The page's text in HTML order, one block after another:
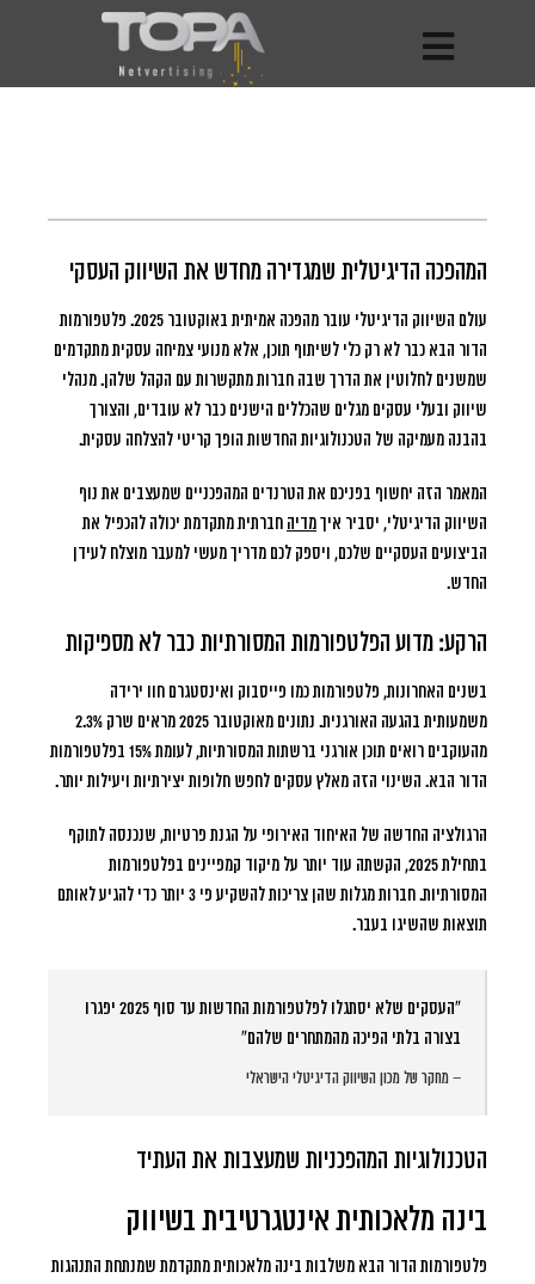
המהפכה הדיגיטלית שמגדירה מחדש את השיווק העסקי
עולם השיווק הדיגיטלי עובר מהפכה אמיתית באוקטובר 2025.
פלטפורמות
הדור הבא כבר לא רק כלי לשיתוף תוכן, אלא מנועי צמיחה עסקית מתקדמים
שמשנים לחלוטין את הדרך שבה חברות מתקשרות עם הקהל שלהן. מנהלי
שיווק ובעלי עסקים מגלים שהכללים הישנים כבר לא עובדים, והצורך
בהבנה מעמיקה של הטכנולוגיות החדשות הופך קריטי להצלחה עסקית.
המאמר הזה יחשוף בפניכם את הטרנדים המהפכניים שמעצבים את נוף
השיווק הדיגיטלי, יסביר איךמדיה חברתית מתקדמת יכולה להכפיל את
הביצועים העסקיים שלכם, ויספק לכם מדריך מעשי למעבר מוצלח לעידן
החדש.
הרקע: מדוע הפלטפורמות המסורתיות כבר לא מספיקות
בשנים האחרונות, פלטפורמות כמו פייסבוק ואינסטגרם חוו ירידה
משמעותית בהגעה האורגנית. נתונים מאוקטובר 2025 מראים שרק
2.3%
מהעוקבים
רואים תוכן אורגני ברשתות המסורתיות, לעומת 15% בפלטפורמות
הדור הבא. השינוי הזה מאלץ עסקים לחפש חלופות יצירתיות ויעילות יותר.
הרגולציה החדשה של האיחוד האירופי על הגנת פרטיות, שנכנסה לתוקף
בתחילת 2025, הקשתה עוד יותר על מיקוד קמפיינים בפלטפורמות
המסורתיות. חברות מגלות שהן צריכות להשקיע פי 3 יותר כדי להגיע לאותם
תוצאות שהשיגו בעבר.
“העסקים שלא יסתגלו לפלטפורמות החדשות עד סוף 2025 יפגרו
בצורה בלתי הפיכה מהמתחרים שלהם”
– מחקר של מכון השיווק הדיגיטלי הישראלי
הטכנולוגיות המהפכניות שמעצבות את העתיד
בינה מלאכותית אינטגרטיבית בשיווק
פלטפורמות הדור הבא משלבות בינה מלאכותית מתקדמת שמנתחת התנהגות